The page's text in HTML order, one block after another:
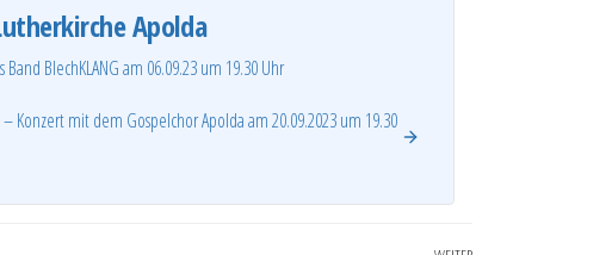
Apolda
BlechKLANG am 06.09.23 um 19.30 Uhr
Konzert mit dem Gospelchor Apolda am 20.09.2023 um 19.30